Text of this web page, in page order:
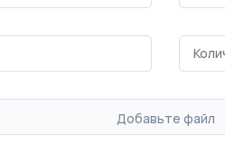
Добавьте файл